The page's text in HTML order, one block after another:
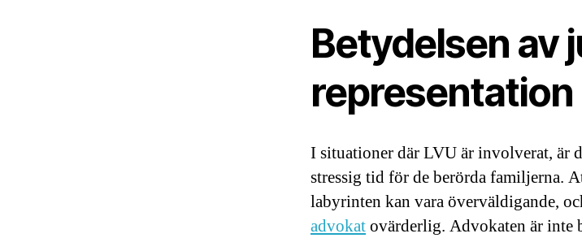
Betydelsen av
representation
I situationer där LVU är involverat, är
stressig tid för de berörda familjerna.
labyrinten kan vara överväldigande,
advokatovärderlig. Advokaten är inte